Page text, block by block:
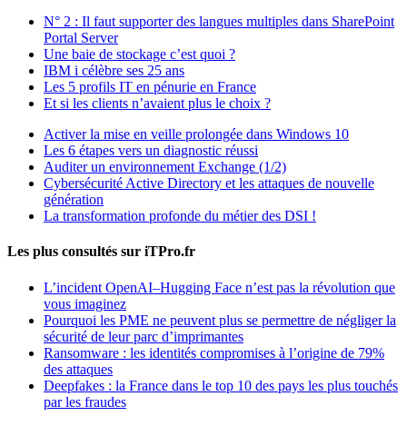
N° 2 : Il faut supporter des langues multiples dans SharePoint
Portal Server
Une baie de stockage c’est quoi ?
IBM i célèbre ses 25 ans
Les 5 profils IT en pénurie en France
Et si les clients n’avaient plus le choix ?
Activer la mise en veille prolongée dans Windows 10
Les 6 étapes vers un diagnostic réussi
Auditer un environnement Exchange (1/2)
Cybersécurité Active Directory et les attaques de nouvelle
génération
La transformation profonde du métier des DSI !
Les plus consultés sur iTPro.fr
L’incident OpenAI–Hugging Face n’est pas la révolution que
vous imaginez
Pourquoi les PME ne peuvent plus se permettre de négliger la
sécurité de leur parc d’imprimantes
Ransomware : les identités compromises à l’origine de 79%
des attaques
Deepfakes : la France dans le top 10 des pays les plus touchés
par les fraudes